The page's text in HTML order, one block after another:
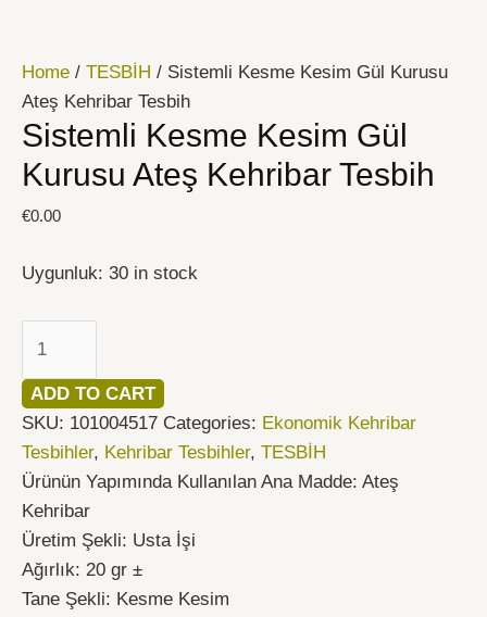
Home / TESBİH / Sistemli Kesme Kesim Gül Kurusu
Ateş Kehribar Tesbih
Sistemli Kesme Kesim Gül
Kurusu Ateş Kehribar Tesbih
€0.00
Uygunluk: 30 in stock
Kesim
Gül
Kurusu
Ateş
Kehribar
Tesbih
ADD TO CART
SKU: 101004517 Categories: Ekonomik Kehribar
Tesbihler, Kehribar Tesbihler, TESBİH
Ürünün Yapımında Kullanılan Ana Madde: Ateş
Kehribar
Üretim Şekli: Usta İşi
Ağırlık: 20 gr ±
Tane Şekli: Kesme Kesim